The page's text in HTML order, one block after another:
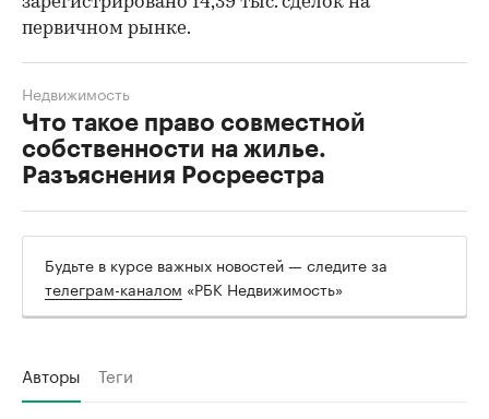
первичном рынке.
Что такое право совместной
собственности на жилье.
Разъяснения Росреестра
Недвижимость
Будьте в курсе важных новостей — следите за
телеграм-каналом «РБК Недвижимость»
Авторы Теги